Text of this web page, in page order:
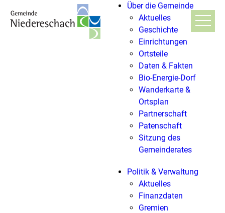
Über die Gemeinde
Aktuelles
Geschichte
Einrichtungen
Ortsteile
Daten & Fakten
Bio-Energie-Dorf
Wanderkarte &
Ortsplan
Partnerschaft
Patenschaft
Sitzung des
Gemeinderates
Politik & Verwaltung
Aktuelles
Finanzdaten
Gremien